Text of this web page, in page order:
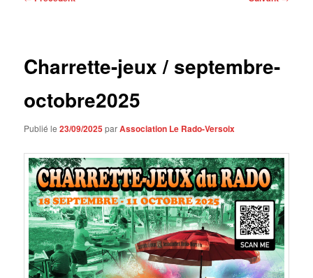
Charrette-jeux / septembre-
octobre2025
Publié le23/09/2025parAssociation Le Rado-Versoix